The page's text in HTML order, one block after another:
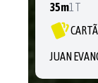
35m1T
JUAN